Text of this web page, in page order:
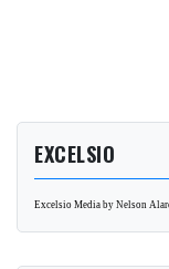
EXCELSIO
Excelsio Media by Nelson